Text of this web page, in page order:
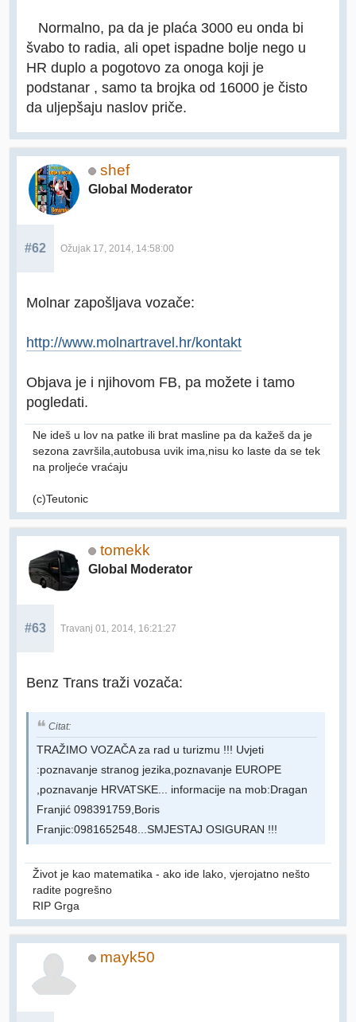
Normalno, pa da je plaća 3000 eu onda bi
švabo to radia, ali opet ispadne bolje nego u
HR duplo a pogotovo za onoga koji je
podstanar , samo ta brojka od 16000 je čisto
da uljepšaju naslov priče.
shef
Global Moderator
#62 Ožujak 17, 2014, 14:58:00
Molnar zapošljava vozače:
http://www.molnartravel.hr/kontakt
Objava je i njihovom FB, pa možete i tamo
pogledati.
Ne ideš u lov na patke ili brat masline pa da kažeš da je
sezona završila,autobusa uvik ima,nisu ko laste da se tek
na proljeće vraćaju
(c)Teutonic
tomekk
Global Moderator
#63 Travanj 01, 2014, 16:21:27
Benz Trans traži vozača:
Citat:
TRAŽIMO VOZAČA za rad u turizmu !!! Uvjeti
:poznavanje stranog jezika,poznavanje EUROPE
,poznavanje HRVATSKE... informacije na mob:Dragan
Franjić 098391759,Boris
Franjic:0981652548...SMJESTAJ OSIGURAN !!!
Život je kao matematika - ako ide lako, vjerojatno nešto
radite pogrešno
RIP Grga
mayk50